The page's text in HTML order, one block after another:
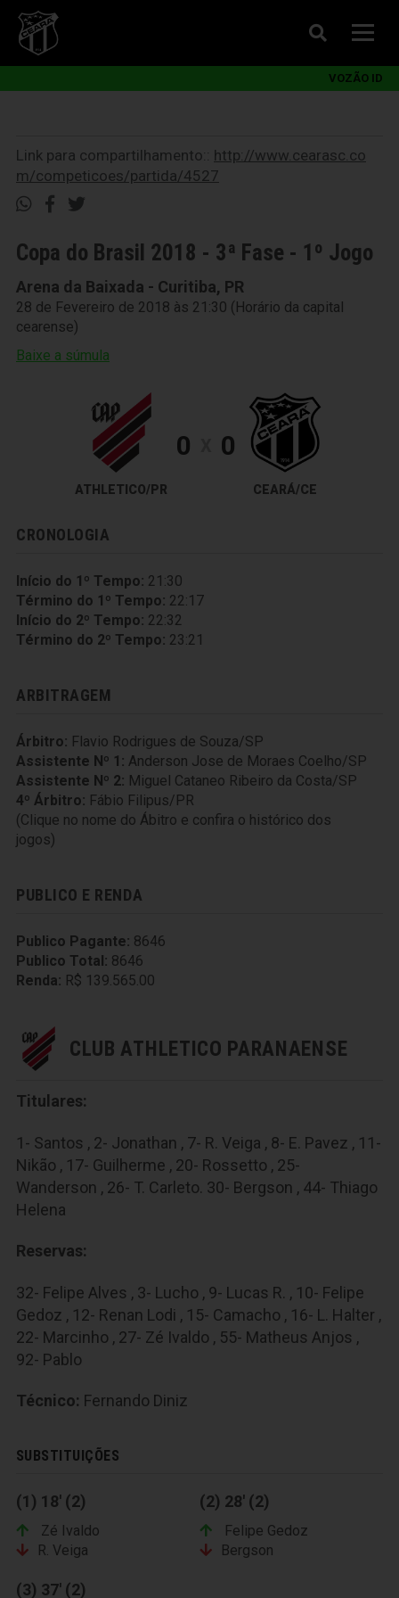
VOZÃO ID
Link para compartilhamento:: http://www.cearasc.co
m/competicoes/partida/4527
Copa do Brasil 2018 - 3ª Fase - 1º Jogo
Arena da Baixada - Curitiba, PR
28 de Fevereiro de 2018 às 21:30 (Horário da capital
cearense)
Baixe a súmula
ATHLETICO/PR
0 0
CEARÁ/CE
CRONOLOGIA
Início do 1º Tempo: 21:30
Término do 1º Tempo: 22:17
Início do 2º Tempo: 22:32
Término do 2º Tempo: 23:21
ARBITRAGEM
Árbitro: Flavio Rodrigues de Souza/SP
Assistente Nº 1: Anderson Jose de Moraes Coelho/SP
Assistente Nº 2: Miguel Cataneo Ribeiro da Costa/SP
4º Árbitro: Fábio Filipus/PR
(Clique no nome do Ábitro e confira o histórico dos
jogos)
PUBLICO E RENDA
Publico Pagante: 8646
Publico Total: 8646
Renda: R$ 139.565.00
CLUB ATHLETICO PARANAENSE
Titulares:
1- Santos , 2- Jonathan , 7- R. Veiga , 8- E. Pavez , 11-
Nikão , 17- Guilherme , 20- Rossetto , 25-
Wanderson , 26- T. Carleto. 30- Bergson , 44- Thiago
Helena
Reservas:
32- Felipe Alves , 3- Lucho , 9- Lucas R. , 10- Felipe
Gedoz , 12- Renan Lodi , 15- Camacho , 16- L. Halter ,
22- Marcinho , 27- Zé Ivaldo , 55- Matheus Anjos ,
92- Pablo
Técnico: Fernando Diniz
SUBSTITUIÇÕES
(1) 18' (2)
Zé Ivaldo
R. Veiga
(2) 28' (2)
Felipe Gedoz
Bergson
(3) 37' (2)